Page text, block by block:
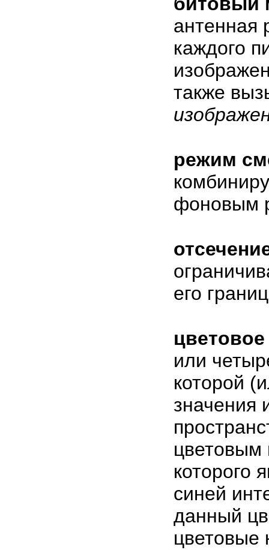
антенная
каждого
также
режим
фоновым
его
или
которой
значения
цветовым
которого
синей
данный
цветовые